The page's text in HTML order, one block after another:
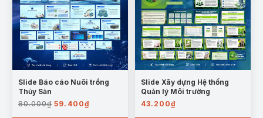
slide thông tin về Trồng trọt (Cây lương thực,
cây công nghiệp, cây ăn quả & các nhóm cây
khác) & chăn nuôi.
Slide Báo cáo Nuôi trồng
Thủy Sản
80.000₫ Giá
59.400₫Giá
Slide Xây dựng Hệ thống
Quản lý Môi trường
43.200₫